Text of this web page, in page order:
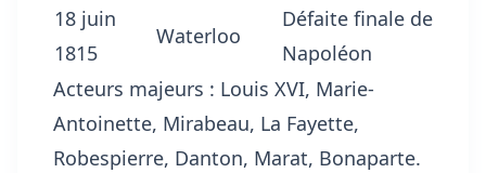
18 juin
1815
Waterloo
Défaite finale de
Napoléon
Acteurs majeurs : Louis XVI, Marie-
Antoinette, Mirabeau, La Fayette,
Robespierre, Danton, Marat, Bonaparte.